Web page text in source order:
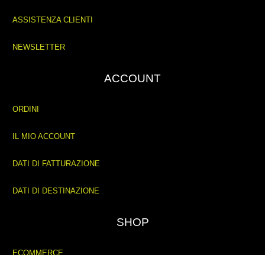
ASSISTENZA CLIENTI
NEWSLETTER
ACCOUNT
ORDINI
IL MIO ACCOUNT
DATI DI FATTURAZIONE
DATI DI DESTINAZIONE
SHOP
ECOMMERCE